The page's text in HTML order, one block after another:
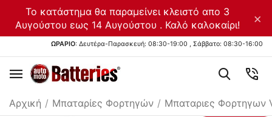
Το κατάστημα θα παραμείνει κλειστό απο 3
Αυγούστου εως 14 Αυγούστου . Καλό καλοκαίρι!
×
ΩΡΑΡΙΟ: Δευτέρα-Παρασκευή: 08:30-19:00 , Σάββατο: 08:30-16:00
Αρχική / Μπαταρίες Φορτηγών / Μπαταριες Φορτηγων